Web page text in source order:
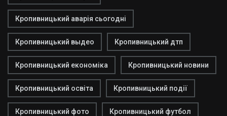
Кропивницький аварія сьогодні
Кропивницький выдео Кропивницький дтп
Кропивницький економіка Кропивницький новини
Кропивницький освіта Кропивницький події
Кропивницький фото Кропивницький футбол